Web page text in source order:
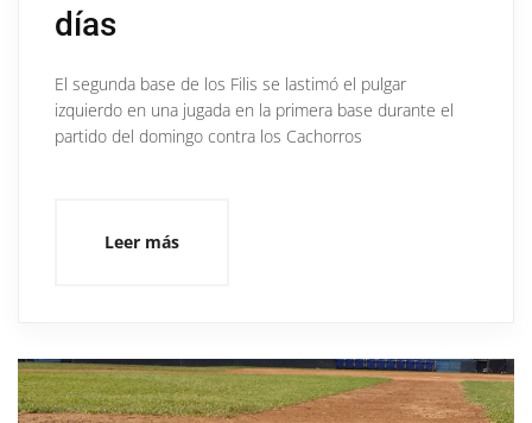
días
El segunda base de los Filis se lastimó el pulgar
izquierdo en una jugada en la primera base durante el
partido del domingo contra los Cachorros
Leer más